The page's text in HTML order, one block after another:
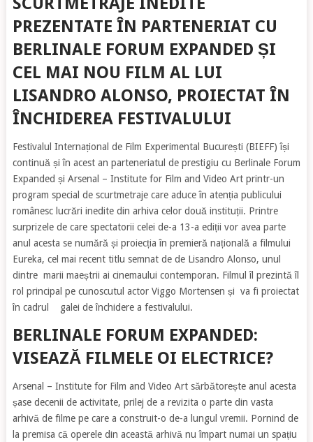
PREZENTATE ÎN PARTENERIAT CU
BERLINALE FORUM EXPANDED ȘI
CEL MAI NOU FILM AL LUI
LISANDRO ALONSO, PROIECTAT ÎN
ÎNCHIDEREA FESTIVALULUI
Festivalul Internațional de Film Experimental București (BIEFF) își
continuă și în acest an parteneriatul de prestigiu cu Berlinale Forum
Expanded și Arsenal – Institute for Film and Video Art printr-un
program special de scurtmetraje care aduce în atenția publicului
românesc lucrări inedite din arhiva celor două instituții. Printre
surprizele de care spectatorii celei de-a 13-a ediții vor avea parte
anul acesta se numără și proiecția în premieră națională a filmului
Eureka, cel mai recent titlu semnat de de Lisandro Alonso, unul
dintre marii maeștrii ai cinemaului contemporan. Filmul îl prezintă îl
rol principal pe cunoscutul actor Viggo Mortensen și va fi proiectat
în cadrul galei de închidere a festivalului.
BERLINALE FORUM EXPANDED:
VISEAZĂ FILMELE OI ELECTRICE?
Arsenal – Institute for Film and Video Art sărbătorește anul acesta
șase decenii de activitate, prilej de a revizita o parte din vasta
arhivă de filme pe care a construit-o de-a lungul vremii. Pornind de
la premisa că operele din această arhivă nu împart numai un spațiu